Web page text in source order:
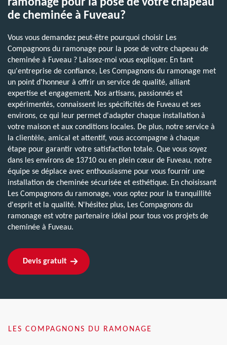
ramonage pour la pose de votre chapeau
de cheminée à Fuveau?
Vous vous demandez peut-être pourquoi choisir Les
Compagnons du ramonage pour la pose de votre chapeau de
cheminée à Fuveau ? Laissez-moi vous expliquer. En tant
qu'entreprise de confiance, Les Compagnons du ramonage met
un point d'honneur à offrir un service de qualité, alliant
expertise et engagement. Nos artisans, passionnés et
expérimentés, connaissent les spécificités de Fuveau et ses
environs, ce qui leur permet d'adapter chaque installation à
votre maison et aux conditions locales. De plus, notre service à
la clientèle, amical et attentif, vous accompagne à chaque
étape pour garantir votre satisfaction totale. Que vous soyez
dans les environs de 13710 ou en plein cœur de Fuveau, notre
équipe se déplace avec enthousiasme pour vous fournir une
installation de cheminée sécurisée et esthétique. En choisissant
Les Compagnons du ramonage, vous optez pour la tranquillité
d'esprit et la qualité. N'hésitez plus, Les Compagnons du
ramonage est votre partenaire idéal pour tous vos projets de
cheminée à Fuveau.
Devis gratuit
LES COMPAGNONS DU RAMONAGE